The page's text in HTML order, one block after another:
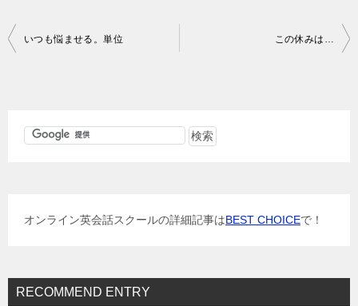
投
いつも悩ませる。単位 この休みは…
オンライン英会話スクールの詳細記事はBEST CHOICEで！
RECOMMEND ENTRY